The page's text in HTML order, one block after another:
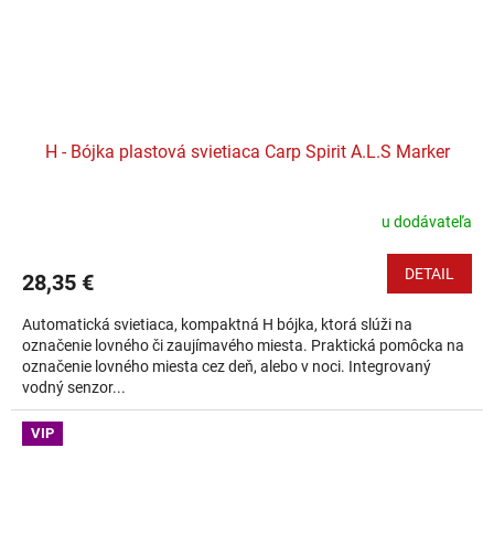
H - Bójka plastová svietiaca Carp Spirit A.L.S Marker
u dodávateľa
28,35 € DETAIL
Automatická svietiaca, kompaktná H bójka, ktorá slúži na
označenie lovného či zaujímavého miesta. Praktická pomôcka na
označenie lovného miesta cez deň, alebo v noci. Integrovaný
vodný senzor...
VIP